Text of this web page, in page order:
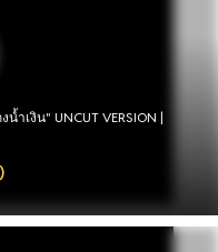
ำเงิน" UNCUT VERSION |